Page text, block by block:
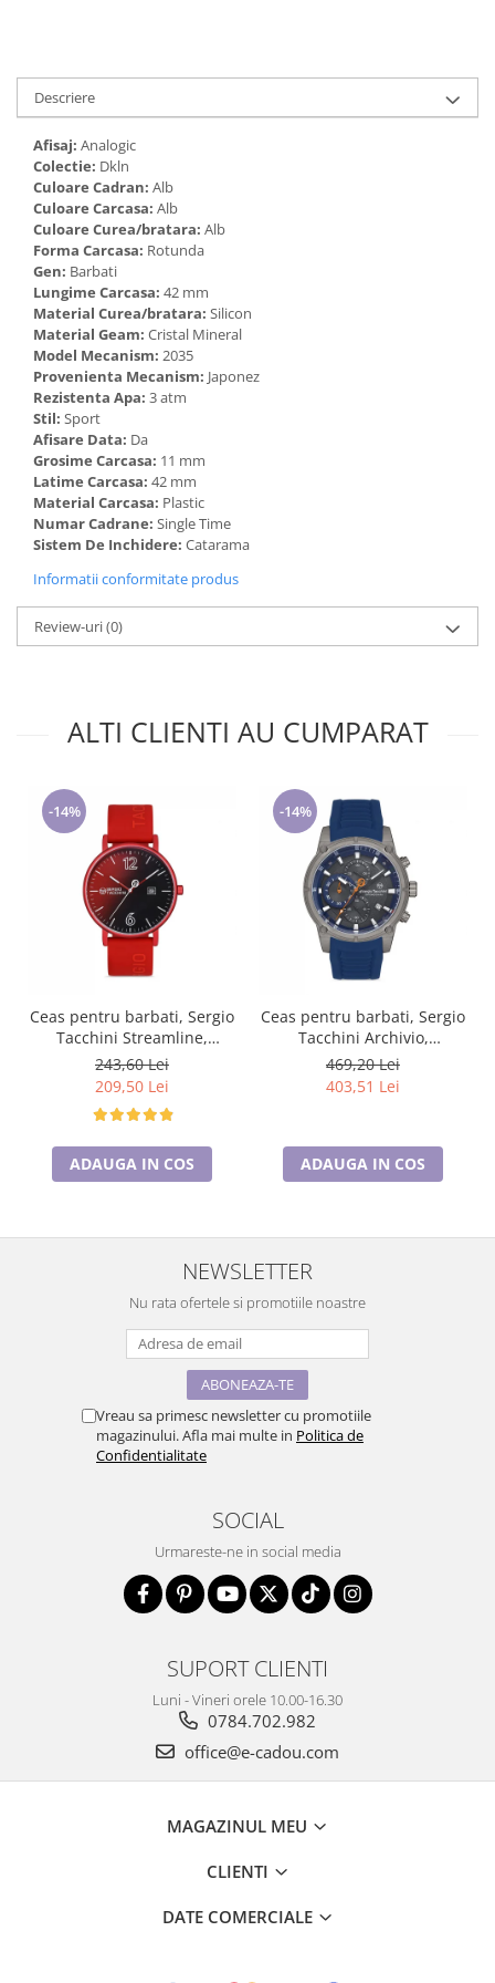
Descriere
Afisaj: Analogic
Colectie: Dkln
Culoare Cadran: Alb
Culoare Carcasa: Alb
Culoare Curea/bratara: Alb
Forma Carcasa: Rotunda
Gen: Barbati
Lungime Carcasa: 42 mm
Material Curea/bratara: Silicon
Material Geam: Cristal Mineral
Model Mecanism: 2035
Provenienta Mecanism: Japonez
Rezistenta Apa: 3 atm
Stil: Sport
Afisare Data: Da
Grosime Carcasa: 11 mm
Latime Carcasa: 42 mm
Material Carcasa: Plastic
Numar Cadrane: Single Time
Sistem De Inchidere: Catarama
Informatii conformitate produs
Review-uri(0)
ALTI CLIENTI AU CUMPARAT
-14%
Ceas pentru barbati, Sergio
Tacchini Streamline,
ST.1.10116.1
243,60 Lei
209,50 Lei
ADAUGA IN COS
-14%
Ceas pentru barbati, Sergio
Tacchini Archivio,
ST.1.10186.4
469,20 Lei
403,51 Lei
ADAUGA IN COS
NEWSLETTER
Nu rata ofertele si promotiile noastre
Vreau sa primesc newsletter cu promotiile
magazinului. Afla mai multe in Politica de
Confidentialitate
SOCIAL
Urmareste-ne in social media
SUPORT CLIENTI
Luni - Vineri orele 10.00-16.30
0784.702.982
office@e-cadou.com
MAGAZINUL MEU
CLIENTI
DATE COMERCIALE